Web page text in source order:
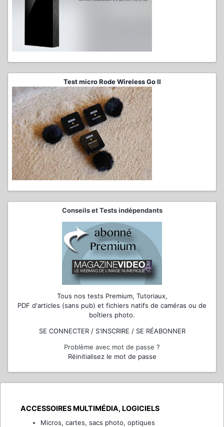
Test micro Rode Wireless Go II
Conseils et Tests indépendants
Tous nos tests Premium, Tutoriaux,
PDF d'articles (sans pub) et fichiers natifs de caméras ou de
boîtiers photo.
SE CONNECTER / S'INSCRIRE / SE RÉABONNER
Problème avec mot de passe ?
Réinitialisez le mot de passe
ACCESSOIRES MULTIMÉDIA, LOGICIELS
Micros, cartes, sacs photo, optiques